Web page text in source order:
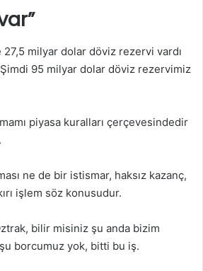
milyar dolar döviz rezervi vardı
Şimdi 95 milyar dolar döviz rezervimiz
piyasa kuralları çerçevesindedir
ne de bir istismar, haksız kazanç,
işlem söz konusudur.
bilir misiniz şu anda bizim
borcumuz yok, bitti bu iş.